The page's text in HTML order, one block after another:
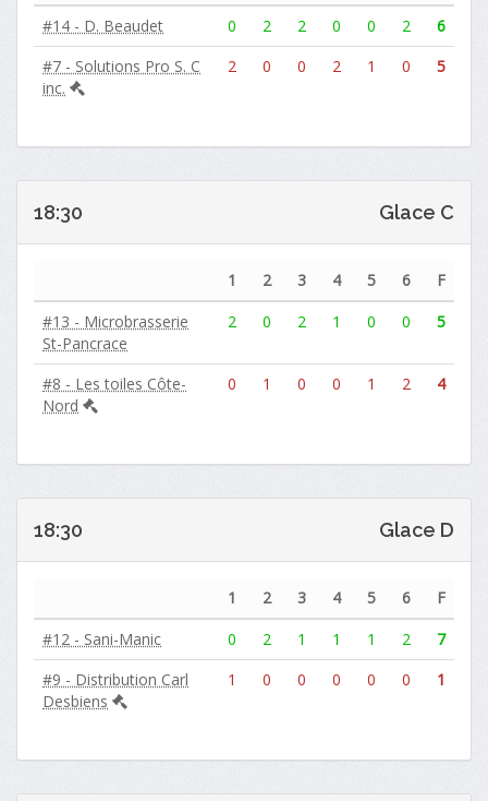
#14 - D. Beaudet
0 2 2 0 0 2
6
#7 - Solutions Pro S. C
inc.
2 0 0 2 1 0 5
18:30 Glace C
1 2 3 4 5 6
F
#13 - Microbrasserie
St-Pancrace
2 0 2 1 0 0 5
#8 - Les toiles Côte-
Nord
0 1 0 0 1 2 4
18:30 Glace D
1 2 3 4 5 6
F
#12 - Sani-Manic
0 2 1 1 1 2
7
#9 - Distribution Carl
Desbiens
1 0 0 0 0 0 1